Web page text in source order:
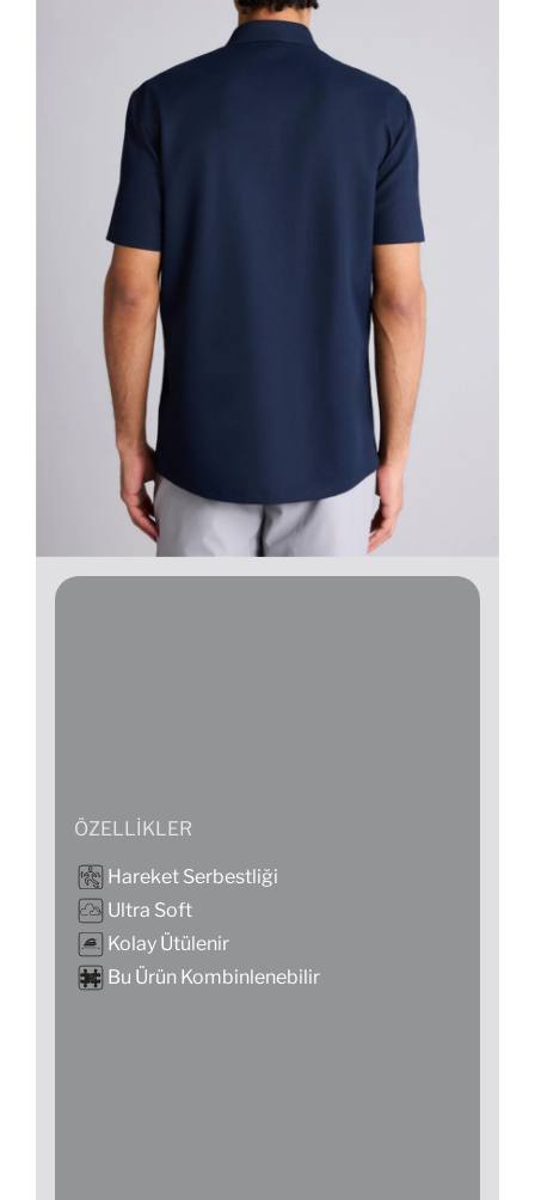
ÖZELLIKLER
Hareket Serbestliği
Ultra Soft
Kolay Ütülenir
Bu Ürün Kombinlenebilir